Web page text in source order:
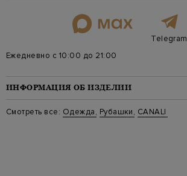
Telegram
Ежедневно с 10:00 до 21:00
ИНФОРМАЦИЯ ОБ ИЗДЕЛИИ
Материал: хлопок 96%, эластан 4%
Стиль: Классические
Смотреть все: Одежда, Рубашки, CANALI